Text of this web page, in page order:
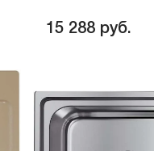
15 288 руб.